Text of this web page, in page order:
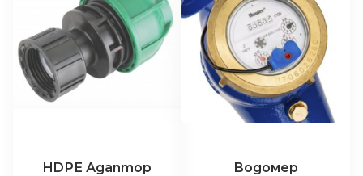
HDРЕ Адаптор
Водомер